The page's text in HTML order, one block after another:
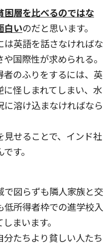
困層を比べるのではな
白いのだと思います。
は英語を話さなければな
国際性が求められる。
のふりをするには、英
怪しまれてしまい、水
に溶け込まなければなら
見せることで、インド社
す。
で図らずも隣人家族と交
低所得者枠での進学校入
まいます。
たちより貧しい人たち